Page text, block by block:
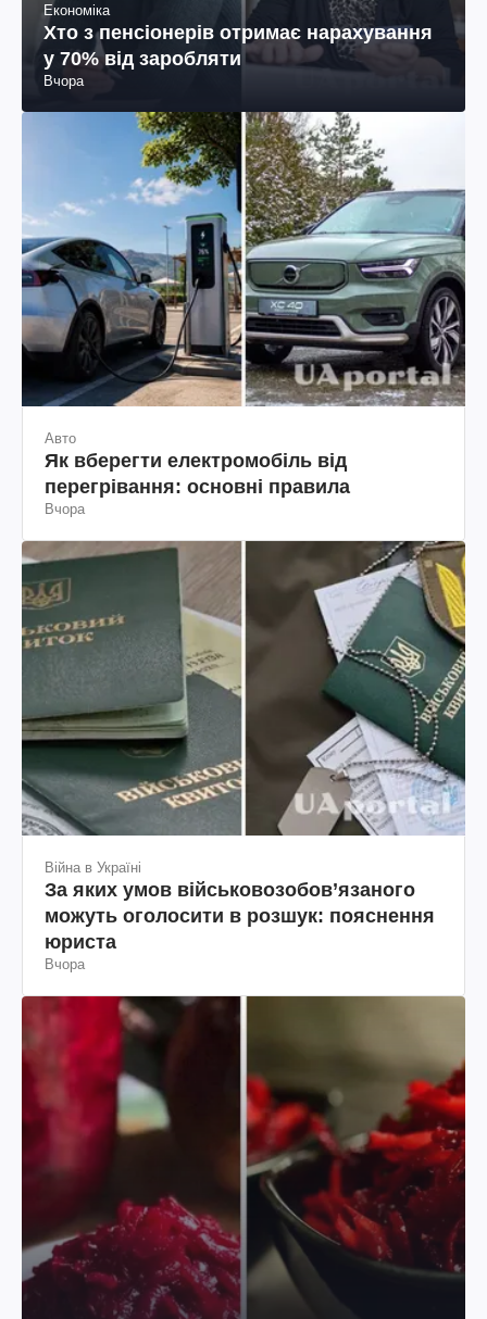
Економіка
Хто з пенсіонерів отримає нарахування
у 70% від заробляти
Вчора
Авто
Як вберегти електромобіль від
перегрівання: основні правила
Вчора
Війна в Україні
За яких умов військовозобов’язаного
можуть оголосити в розшук: пояснення
юриста
Вчора